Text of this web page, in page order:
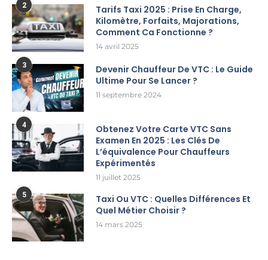
2
Tarifs Taxi 2025 : Prise En Charge,
Kilomètre, Forfaits, Majorations,
Comment Ca Fonctionne ?
14 avril 2025
3
Devenir Chauffeur De VTC : Le Guide
Ultime Pour Se Lancer ?
11 septembre 2024
4
Obtenez Votre Carte VTC Sans
Examen En 2025 : Les Clés De
L’équivalence Pour Chauffeurs
Expérimentés
11 juillet 2025
5
Taxi Ou VTC : Quelles Différences Et
Quel Métier Choisir ?
14 mars 2025